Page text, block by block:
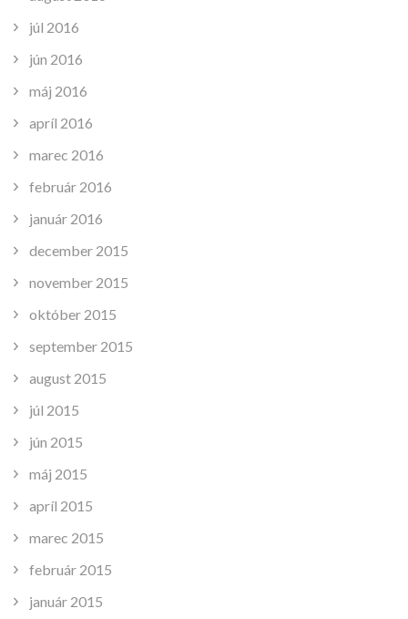
júl 2016
jún 2016
máj 2016
apríl 2016
marec 2016
február 2016
január 2016
december 2015
november 2015
október 2015
september 2015
august 2015
júl 2015
jún 2015
máj 2015
apríl 2015
marec 2015
február 2015
január 2015